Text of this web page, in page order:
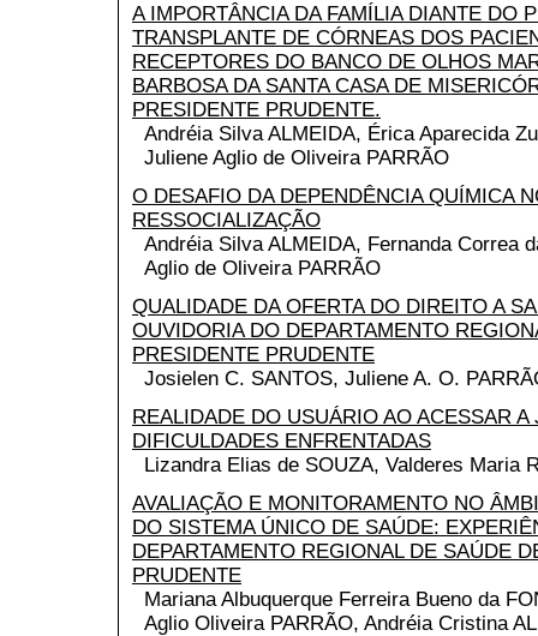
A IMPORTÂNCIA DA FAMÍLIA DIANTE DO
TRANSPLANTE DE CÓRNEAS DOS
RECEPTORES DO BANCO DE OLHOS
BARBOSA DA SANTA CASA DE
PRESIDENTE PRUDENTE.
Andréia Silva ALMEIDA, Érica Aparecida
Juliene Aglio de Oliveira PARRÃO
O DESAFIO DA DEPENDÊNCIA QUÍMICA
RESSOCIALIZAÇÃO
Andréia Silva ALMEIDA, Fernanda Correa
Aglio de Oliveira PARRÃO
QUALIDADE DA OFERTA DO DIREITO A
OUVIDORIA DO DEPARTAMENTO
PRESIDENTE PRUDENTE
Josielen C. SANTOS, Juliene A. O.
REALIDADE DO USUÁRIO AO ACESSAR A
DIFICULDADES ENFRENTADAS
Lizandra Elias de SOUZA, Valderes Maria
AVALIAÇÃO E MONITORAMENTO NO
DO SISTEMA ÚNICO DE SAÚDE:
DEPARTAMENTO REGIONAL DE SAÚDE
PRUDENTE
Mariana Albuquerque Ferreira Bueno da
Aglio Oliveira PARRÃO, Andréia Cristina